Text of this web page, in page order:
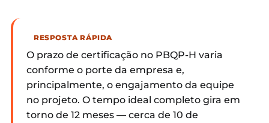
RESPOSTA RÁPIDA
O prazo de certificação no PBQP-H varia
conforme o porte da empresa e,
principalmente, o engajamento da equipe
no projeto. O tempo ideal completo gira em
torno de 12 meses — cerca de 10 de